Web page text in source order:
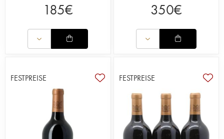
185€ 350€
FESTPREISE FESTPREISE